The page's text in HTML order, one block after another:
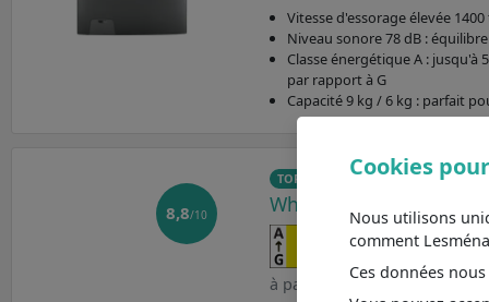
Vitesse d'essorage élevée
Niveau sonore 78 dB :
Classe énergétique A : jusqu'à
par rapport à G
Capacité 9 kg / 6 kg : parfait
8,8/10
TOP 3 BON PLAN
Whirlpool
à partir de 399,99€ à 568,56€
Cookies
Nous utilisons
comment
Ces données